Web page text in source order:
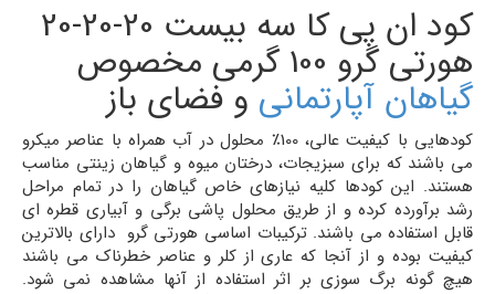
کود ان پی کا سه بیست 20-20-20
هورتی گرو 100 گرمی مخصوص
گیاهان آپارتمانیو فضای باز
کودهایی با کیفیت عالی، 100٪ محلول در آب همراه با عناصر میکرو
می باشند که برای سبزیجات، درختان میوه و گیاهان زینتی مناسب
هستند. این کودها کلیه نیازهای خاص گیاهان را در تمام مراحل
رشد برآورده کرده و از طریق محلول پاشی برگی و آبیاری قطره ای
قابل استفاده می باشند. ترکیبات اساسی هورتی گرو دارای بالاترین
کیفیت بوده و از آنجا که عاری از کلر و عناصر خطرناک می باشند
هیچ گونه برگ سوزی بر اثر استفاده از آنها مشاهده نمی شود.